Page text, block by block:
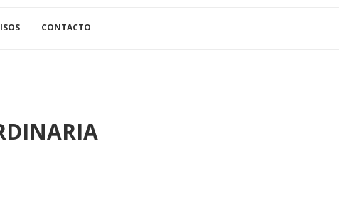
CONTACTO